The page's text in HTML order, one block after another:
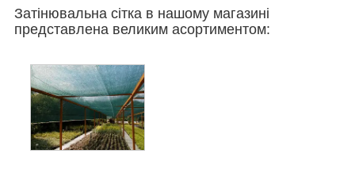
Затінювальна сітка в нашому магазині
представлена великим асортиментом: